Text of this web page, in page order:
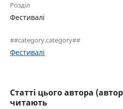
Розділ
Фестивалі
##category.category##
Фестивалі
Статті цього автора
читають